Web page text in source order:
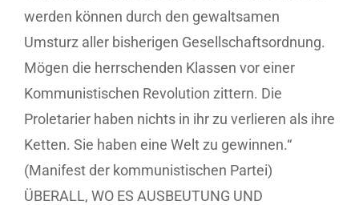
werden können durch den gewaltsamen
Umsturz aller bisherigen Gesellschaftsordnung.
Mögen die herrschenden Klassen vor einer
Kommunistischen Revolution zittern. Die
Proletarier haben nichts in ihr zu verlieren als ihre
Ketten. Sie haben eine Welt zu gewinnen.“
(Manifest der kommunistischen Partei)
ÜBERALL, WO ES AUSBEUTUNG UND